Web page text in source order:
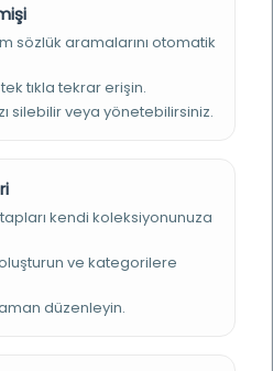
dil
İslami Miras Vakfı
sözlük aramalarını otomatik
tıkla tekrar erişin.
silebilir veya yönetebilirsiniz.
kendi koleksiyonunuza
oluşturun ve kategorilere
düzenleyin.